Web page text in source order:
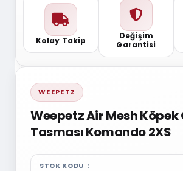
Kolay Takip
Değişim
Garantisi
WEEPETZ
Weepetz Air Mesh Köpek
Tasması Komando 2XS
STOK KODU